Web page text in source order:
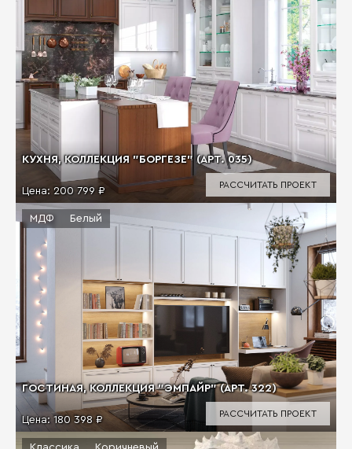
КУХНЯ, КОЛЛЕКЦИЯ "БОРГЕЗЕ" (АРТ. 035)
Цена: 200 799 ₽
РАССЧИТАТЬ ПРОЕКТ
ГОСТИНАЯ, КОЛЛЕКЦИЯ "ЭМПАЙР" (АРТ. 322)
Цена: 180 398 ₽
МДФ Белый
РАССЧИТАТЬ ПРОЕКТ